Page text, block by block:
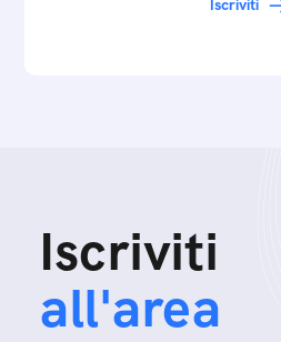
Iscriviti
Iscriviti
all'area